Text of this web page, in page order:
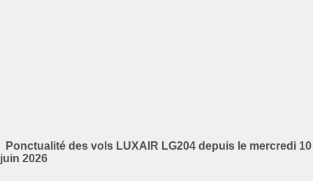
Ponctualité des vols LUXAIR LG204 depuis le mercredi 10
juin 2026